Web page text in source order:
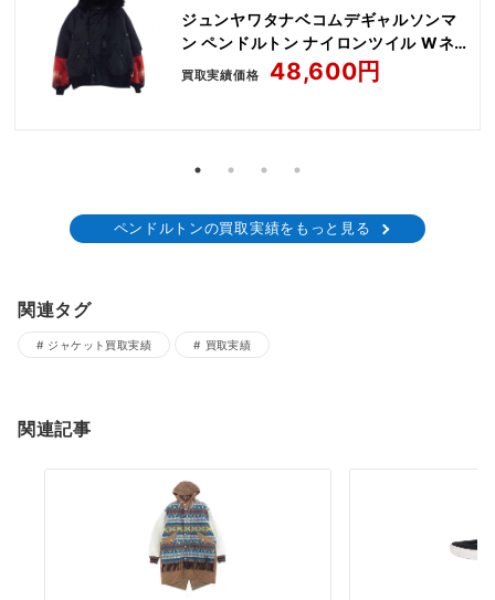
ジュンヤワタナベコムデギャルソンマ
ン ペンドルトン ナイロンツイル Wネ
ーム N-2B フライトジャケット
買取実績価格 48,600円
ペンドルトンの買取実績をもっと見る
関連タグ
ジャケット買取実績 買取実績
関連記事